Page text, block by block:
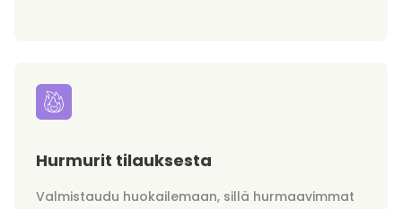
Hurmurit tilauksesta
Valmistaudu huokailemaan, sillä hurmaavimmat